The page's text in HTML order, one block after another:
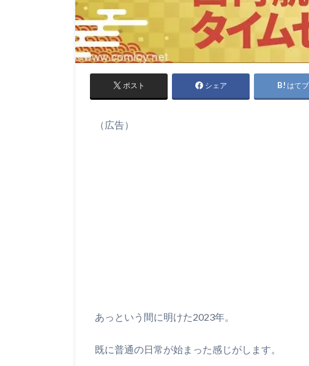
ポスト シェア はてブ
（広告）
あっという間に明けた2023年。
既に普通の日常が始まった感じがします。